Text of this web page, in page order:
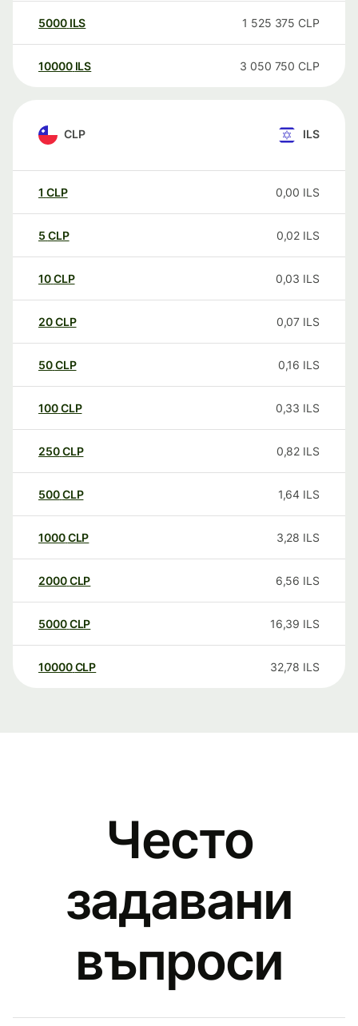
5000 ILS 1 525 375 CLP
10000 ILS 3 050 750 CLP
CLP ILS
1 CLP 0,00 ILS
5 CLP 0,02 ILS
10CLP 0,03 ILS
20CLP 0,07 ILS
50CLP 0,16 ILS
100CLP 0,33 ILS
250CLP 0,82 ILS
500CLP 1,64 ILS
1000CLP 3,28 ILS
2000CLP 6,56 ILS
5000CLP 16,39 ILS
10000 CLP 32,78 ILS
Често
задавани
въпроси